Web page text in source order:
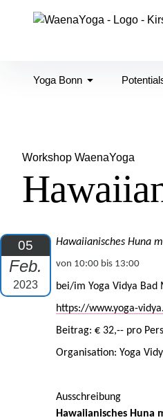
überspringen
Yoga Bonn
Workshop WaenaYoga
05
Feb.
2023
Hawaiianisches Huna
von 10:00 bis 13:00
bei/im Yoga Vidya
https://www.yoga-
Beitrag: € 32,-- pro
Organisation: Yoga
Ausschreibung
Hawaiianisches Huna